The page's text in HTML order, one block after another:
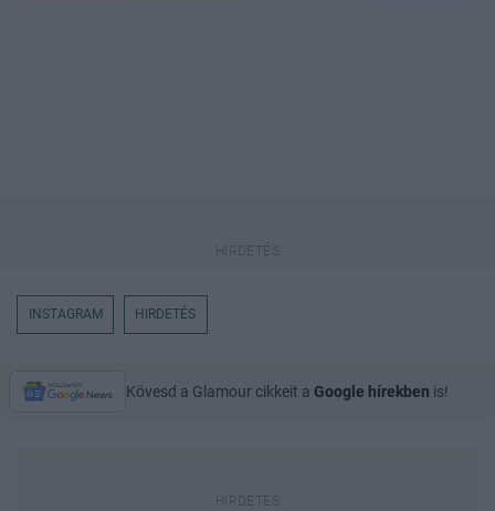
INSTAGRAM HIRDETÉS
Kövesd a Glamour cikkeit a Google hírekben is!